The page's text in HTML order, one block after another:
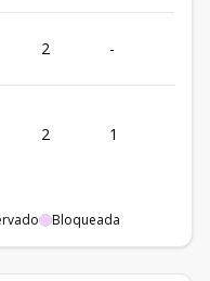
2 -
2 1
Bloqueada